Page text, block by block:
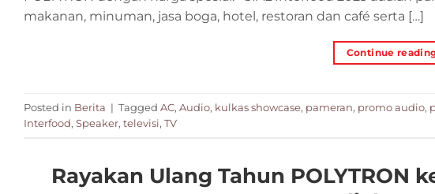
makanan, minuman, jasa boga, hotel, restoran dan café serta […]
Continue
Posted in Berita | Tagged AC, Audio, kulkas showcase, pameran, promo audio,
Interfood, Speaker, televisi, TV
Rayakan Ulang Tahun POLYTRON